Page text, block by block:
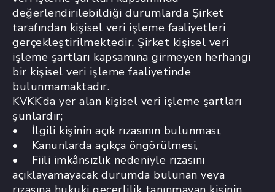
değerlendirilebildiği durumlarda Şirket
tarafından kişisel veri işleme faaliyetleri
gerçekleştirilmektedir. Şirket kişisel veri
işleme şartları kapsamına girmeyen herhangi
bir kişisel veri işleme faaliyetinde
bulunmamaktadır.
KVKK’da yer alan kişisel veri işleme şartları
şunlardır;
• İlgili kişinin açık rızasının bulunması,
• Kanunlarda açıkça öngörülmesi,
• Fiili imkânsızlık nedeniyle rızasını
açıklayamayacak durumda bulunan veya